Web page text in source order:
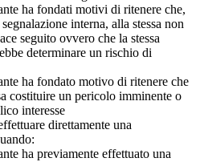
ha fondati motivi di ritenere che,
interna, alla stessa non
seguito ovvero che la stessa
determinare un rischio di
ha fondato motivo di ritenere che
costituire un pericolo imminente o
interesse
direttamente una
ha previamente effettuato una